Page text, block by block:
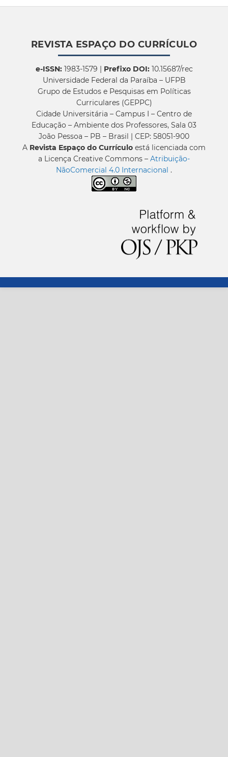
REVISTA ESPAÇO DO CURRÍCULO
e-ISSN:1983-1579 | Prefixo DOI:10.15687/rec
Universidade Federal da Paraíba – UFPB
Grupo de Estudos e Pesquisas em Políticas
Curriculares (GEPPC)
Cidade Universitária – Campus I – Centro de
Educação – Ambiente dos Professores, Sala 03
João Pessoa – PB – Brasil | CEP: 58051-900
A Revista Espaço do Currículo está licenciada com
a Licença Creative Commons – Atribuição-
NãoComercial 4.0 Internacional .